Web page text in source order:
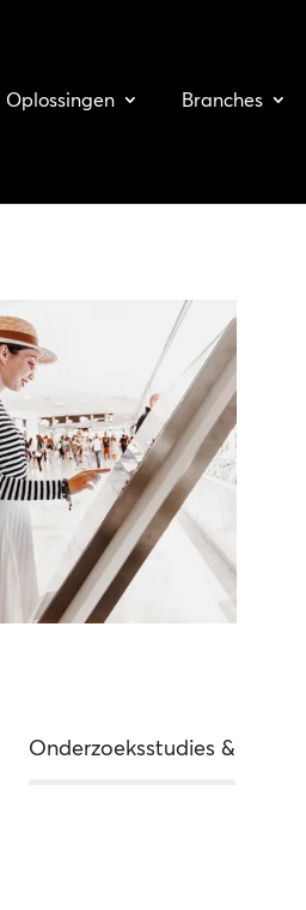
Oplossingen Branches
Onderzoeksstudies &